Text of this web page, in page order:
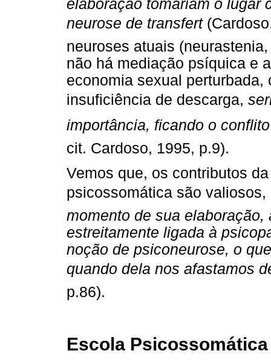
elaboração tomariam o lugar
neurose de transfert
neuroses atuais
não há mediação psíquica e
economia sexual
insuficiência de descarga,
importância, ficando o
cit. Cardoso, 1995, p.9).
Vemos que, os contributos
psicossomática são
momento de sua
estreitamente ligada à
noção de psiconeurose, o
quando dela nos afastamos
p.86).
Escola